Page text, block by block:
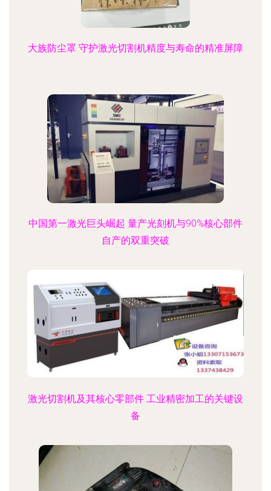
大族防尘罩 守护激光切割机精度与寿命的精准屏障
中国第一激光巨头崛起 量产光刻机与90%核心部件
自产的双重突破
激光切割机及其核心零部件 工业精密加工的关键设
备